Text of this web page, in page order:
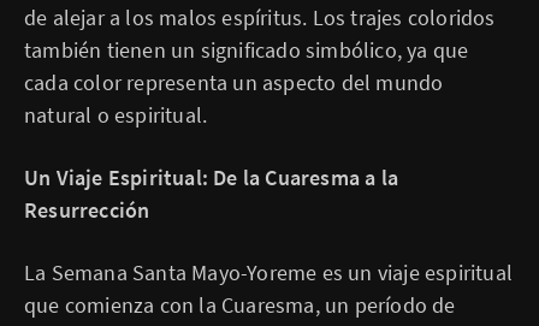
de alejar a los malos espíritus. Los trajes coloridos
también tienen un significado simbólico, ya que
cada color representa un aspecto del mundo
natural o espiritual.
Un Viaje Espiritual: De la Cuaresma a la
Resurrección
La Semana Santa Mayo-Yoreme es un viaje espiritual
que comienza con la Cuaresma, un período de